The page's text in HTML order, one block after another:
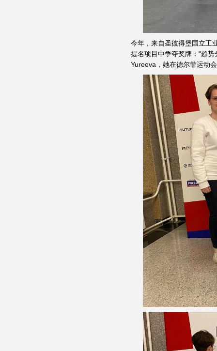
今年，来自圣彼得堡国立工
提名项目中争夺奖牌："趋
Yureeva，她在德尔菲运动